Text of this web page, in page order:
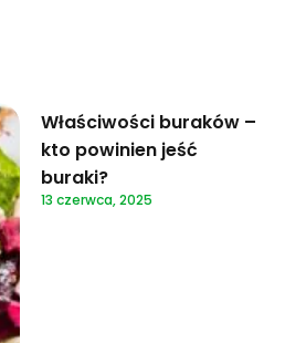
Właściwości buraków –
kto powinien jeść
buraki?
13 czerwca, 2025